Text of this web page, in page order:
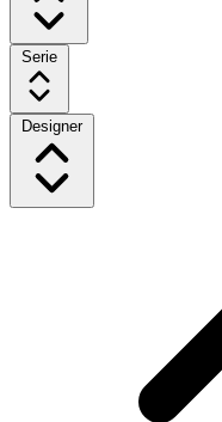
Serie
Designer